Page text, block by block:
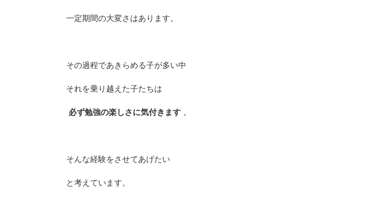
一定期間の大変さはあります。
その過程であきらめる子が多い中
それを乗り越えた子たちは
必ず勉強の楽しさに気付きます 。
そんな経験をさせてあげたい
と考えています。